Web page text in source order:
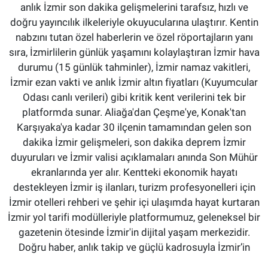
anlık İzmir son dakika gelişmelerini tarafsız, hızlı ve
doğru yayıncılık ilkeleriyle okuyucularına ulaştırır. Kentin
nabzını tutan özel haberlerin ve özel röportajların yanı
sıra, İzmirlilerin günlük yaşamını kolaylaştıran İzmir hava
durumu (15 günlük tahminler), İzmir namaz vakitleri,
İzmir ezan vakti ve anlık İzmir altın fiyatları (Kuyumcular
Odası canlı verileri) gibi kritik kent verilerini tek bir
platformda sunar. Aliağa'dan Çeşme'ye, Konak'tan
Karşıyaka'ya kadar 30 ilçenin tamamından gelen son
dakika İzmir gelişmeleri, son dakika deprem İzmir
duyuruları ve İzmir valisi açıklamaları anında Son Mühür
ekranlarında yer alır. Kentteki ekonomik hayatı
destekleyen İzmir iş ilanları, turizm profesyonelleri için
İzmir otelleri rehberi ve şehir içi ulaşımda hayat kurtaran
İzmir yol tarifi modülleriyle platformumuz, geleneksel bir
gazetenin ötesinde İzmir'in dijital yaşam merkezidir.
Doğru haber, anlık takip ve güçlü kadrosuyla İzmir’in